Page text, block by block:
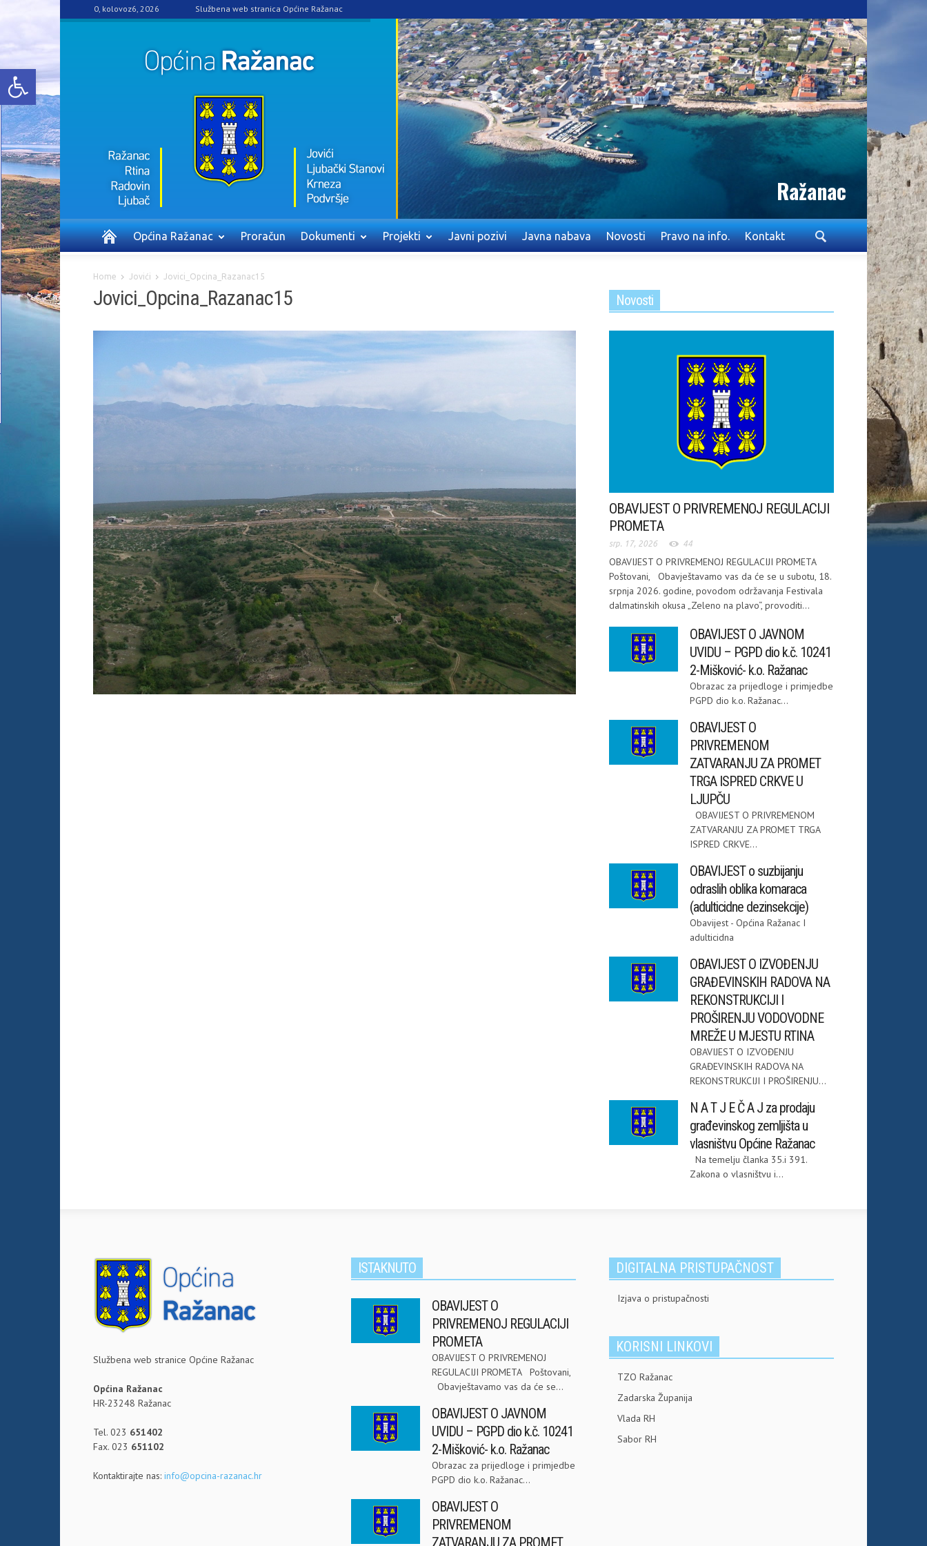
Open toolbar
0, kolovoz6, 2026 Službena web stranica Općine Ražanac
Ražanac
Općina Ražanac Proračun Dokumenti Projekti Javni pozivi Javna nabava Novosti Pravo na info. Kontakt
Home Jovići Jovici_Opcina_Razanac15
Jovici_Opcina_Razanac15 Novosti
OBAVIJEST O PRIVREMENOJ REGULACIJI
PROMETA
srp. 17, 2026 44
OBAVIJEST O PRIVREMENOJ REGULACIJI PROMETA
Poštovani, Obavještavamo vas da će se u subotu, 18.
srpnja 2026. godine, povodom održavanja Festivala
dalmatinskih okusa „Zeleno na plavo“, provoditi...
OBAVIJEST O JAVNOM
UVIDU – PGPD dio k.č. 10241
2-Mišković- k.o. Ražanac
Obrazac za prijedloge i primjedbe
PGPD dio k.o. Ražanac...
OBAVIJEST O
PRIVREMENOM
ZATVARANJU ZA PROMET
TRGA ISPRED CRKVE U
LJUPČU
OBAVIJEST O PRIVREMENOM
ZATVARANJU ZA PROMET TRGA
ISPRED CRKVE...
OBAVIJEST o suzbijanju
odraslih oblika komaraca
(adulticidne dezinsekcije)
Obavijest - Općina Ražanac I
adulticidna
OBAVIJEST O IZVOĐENJU
GRAĐEVINSKIH RADOVA NA
REKONSTRUKCIJI I
PROŠIRENJU VODOVODNE
MREŽE U MJESTU RTINA
OBAVIJEST O IZVOĐENJU
GRAĐEVINSKIH RADOVA NA
REKONSTRUKCIJI I PROŠIRENJU...
N A T J E Č A J za prodaju
građevinskog zemljišta u
vlasništvu Općine Ražanac
Na temelju članka 35.i 391.
Zakona o vlasništvu i...
Službena web stranice Općine Ražanac
Općina Ražanac
HR-23248 Ražanac
Tel. 023 651402
Fax. 023 651102
Kontaktirajte nas: info@opcina-razanac.hr
ISTAKNUTO
OBAVIJEST O
PRIVREMENOJ REGULACIJI
PROMETA
OBAVIJEST O PRIVREMENOJ
REGULACIJI PROMETA Poštovani,
Obavještavamo vas da će se...
OBAVIJEST O JAVNOM
UVIDU – PGPD dio k.č. 10241
2-Mišković- k.o. Ražanac
Obrazac za prijedloge i primjedbe
PGPD dio k.o. Ražanac...
OBAVIJEST O
PRIVREMENOM
ZATVARANJU ZA PROMET
DIGITALNA PRISTUPAČNOST
Izjava o pristupačnosti
KORISNI LINKOVI
TZO Ražanac
Zadarska Županija
Vlada RH
Sabor RH